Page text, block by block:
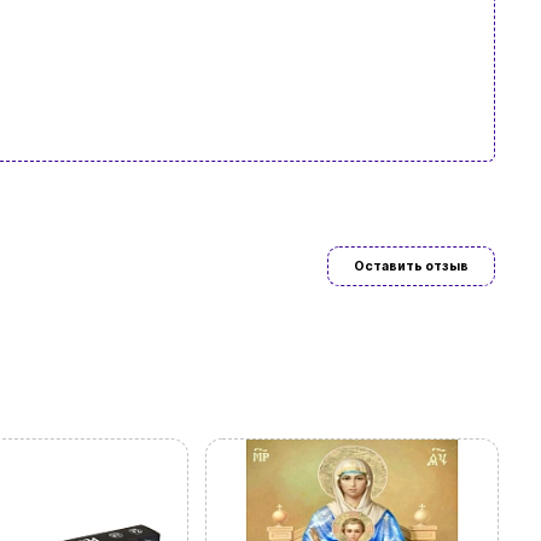
Оставить отзыв